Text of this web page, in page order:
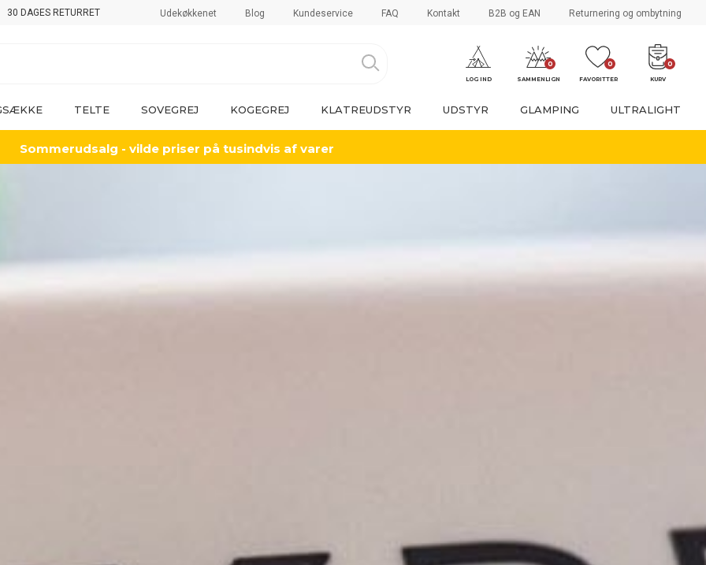
30 DAGES RETURRET Udekøkkenet Blog Kundeservice FAQ Kontakt B2B og EAN Returnering og ombytning
LOG IND
0
SAMMENLIGN
0
FAVORITTER
0
KURV
TELTE SOVEGREJ KOGEGREJ KLATREUDSTYR UDSTYR GLAMPING ULTRALIGHT
Sommerudsalg - vilde priser på tusindvis af varer